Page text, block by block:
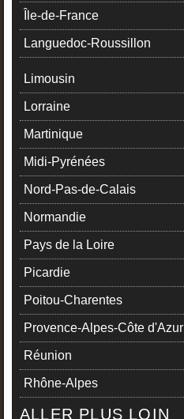
Île-de-France
Languedoc-Roussillon
Limousin
Lorraine
Martinique
Midi-Pyrénées
Nord-Pas-de-Calais
Normandie
Pays de la Loire
Picardie
Poitou-Charentes
Provence-Alpes-Côte d'Azur
Réunion
Rhône-Alpes
ALLER PLUS LOIN